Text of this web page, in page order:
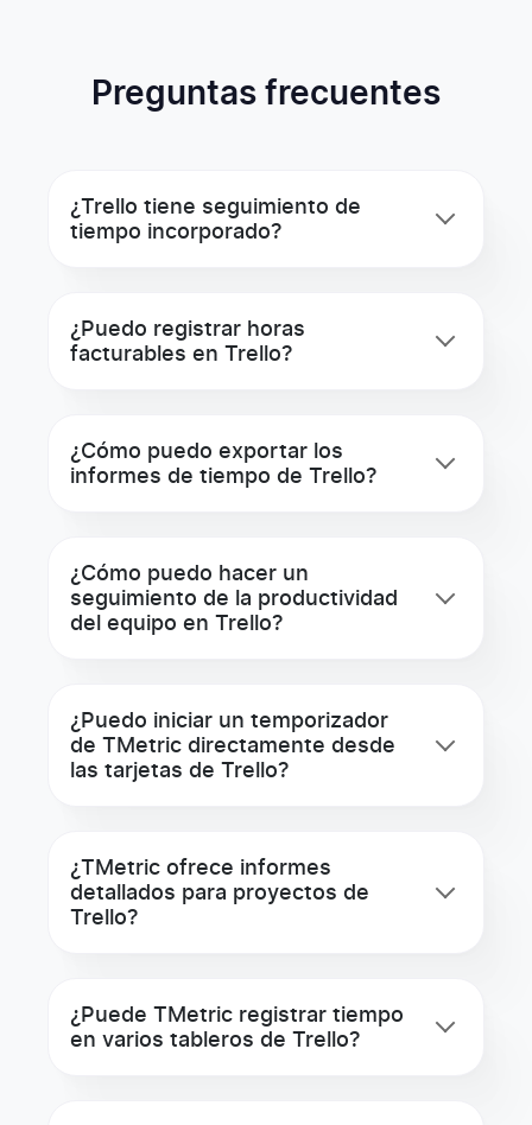
Preguntas frecuentes
¿Trello tiene seguimiento de
tiempo incorporado?
¿Puedo registrar horas
facturables en Trello?
¿Cómo puedo exportar los
informes de tiempo de Trello?
¿Cómo puedo hacer un
seguimiento de la productividad
del equipo en Trello?
¿Puedo iniciar un temporizador
de TMetric directamente desde
las tarjetas de Trello?
¿TMetric ofrece informes
detallados para proyectos de
Trello?
¿Puede TMetric registrar tiempo
en varios tableros de Trello?